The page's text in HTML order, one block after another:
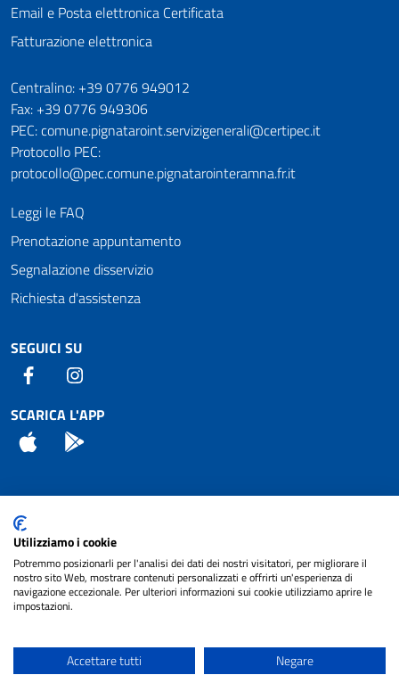
Email e Posta elettronica Certificata
Fatturazione elettronica
Numeri utili
Centralino: +39 0776 949012
Fax: +39 0776 949306
PEC: comune.pignataroint.servizigenerali@certipec.it
Protocollo PEC:
protocollo@pec.comune.pignatarointeramna.fr.it
Leggi le FAQ
Prenotazione appuntamento
Segnalazione disservizio
Richiesta d'assistenza
SEGUICI SU
Facebook
SCARICA L'APP
App Store
Attuazione Misure PNRR
Piano di miglioramento del sito
Note legali
cura diNET SMART
Utilizziamo i cookie
Potremmo posizionarli per l'analisi dei dati dei nostri visitatori, per migliorare il
nostro sito Web, mostrare contenuti personalizzati e offrirti un'esperienza di
navigazione eccezionale. Per ulteriori informazioni sui cookie utilizziamo aprire le
impostazioni.
Accettare tutti Negare